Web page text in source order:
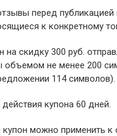
перед
к конкретному
на скидку 300 руб.
объемом не менее 200
114 символов).
купона 60 дней.
купон можно применить